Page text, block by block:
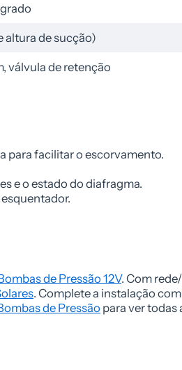
de sucção)
válvula de retenção
para facilitar o escorvamento.
e o estado do diafragma.
de Pressão 12V. Com
. Complete a instalação com
de Pressão para ver todas